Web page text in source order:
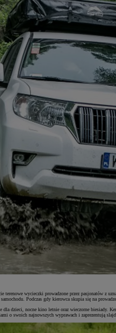
wycieczki prowadzone przez pasjonatów
Podczas gdy kierowca skupia się na
dzieci, nocne kino letnie oraz wieczorne biesiady.
o swoich najnowszych wyprawach i zaprezentują